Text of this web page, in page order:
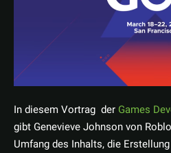
In diesem Vortrag der Games
gibt Genevieve Johnson von
Umfang des Inhalts, die